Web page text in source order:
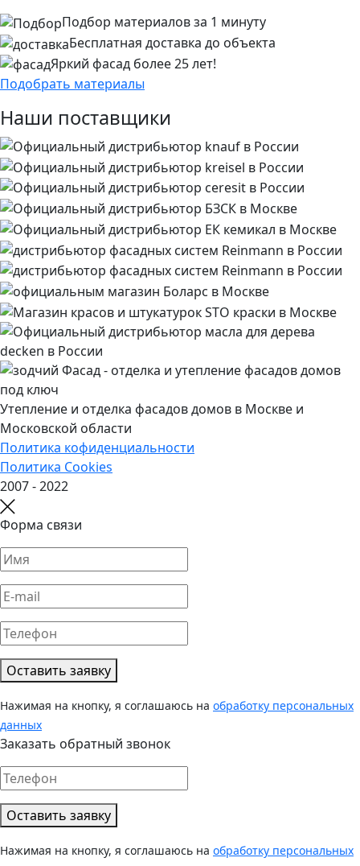
Подбор материалов за 1 минуту
Бесплатная доставка до объекта
Яркий фасад более 25 лет!
Подобрать материалы
Наши поставщики
Утепление и отделка фасадов домов в Москве и
Московской области
Политика кофиденциальности
Политика Cookies
2007 - 2022
Форма связи
Оставить заявку
Нажимая на кнопку, я соглашаюсь на обработку персональных
данных
Заказать обратный звонок
Оставить заявку
Нажимая на кнопку, я соглашаюсь на обработку персональных